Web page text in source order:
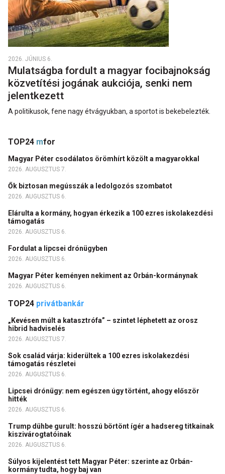
2026. JÚNIUS 6.
Mulatságba fordult a magyar focibajnokság
közvetítési jogának aukciója, senki nem
jelentkezett
A politikusok, fene nagy étvágyukban, a sportot is bekebelezték.
TOP24 mfor
Magyar Péter csodálatos örömhírt közölt a magyarokkal
2026. AUGUSZTUS 7.
Ők biztosan megússzák a ledolgozós szombatot
2026. AUGUSZTUS 6.
Elárulta a kormány, hogyan érkezik a 100 ezres iskolakezdési
támogatás
2026. AUGUSZTUS 6.
Fordulat a lipcsei drónügyben
2026. AUGUSZTUS 6.
Magyar Péter keményen nekiment az Orbán-kormánynak
2026. AUGUSZTUS 6.
TOP24 privátbankár
„Kevésen múlt a katasztrófa” – szintet léphetett az orosz
hibrid hadviselés
2026. AUGUSZTUS 7.
Sok család várja: kiderültek a 100 ezres iskolakezdési
támogatás részletei
2026. AUGUSZTUS 6.
Lipcsei drónügy: nem egészen úgy történt, ahogy először
hitték
2026. AUGUSZTUS 6.
Trump dühbe gurult: hosszú börtönt ígér a hadsereg titkainak
kiszivárogtatóinak
2026. AUGUSZTUS 6.
Súlyos kijelentést tett Magyar Péter: szerinte az Orbán-
kormány tudta, hogy baj van